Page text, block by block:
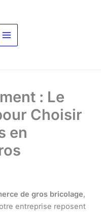
: Le
Choisir
en
de gros bricolage,
entreprise reposent